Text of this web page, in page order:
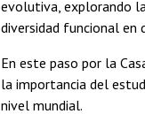
evolutiva, explorando
diversidad funcional en
En este paso por la
la importancia del
nivel mundial.